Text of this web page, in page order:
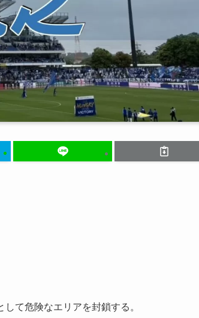
して危険なエリアを封鎖する。